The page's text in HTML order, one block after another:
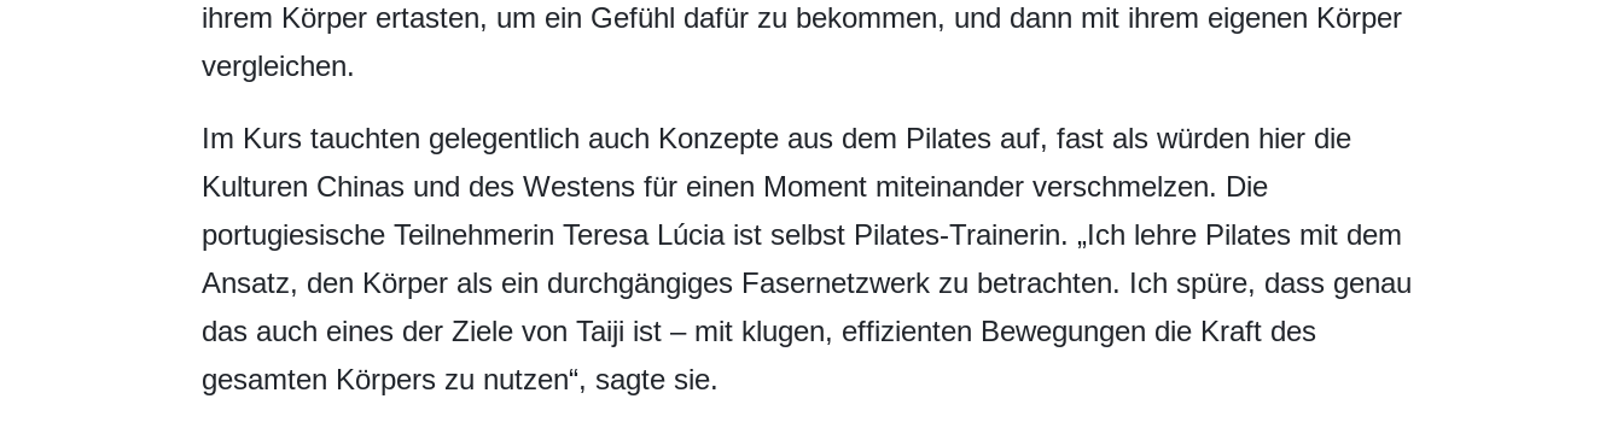
ihrem Körper ertasten, um ein Gefühl dafür zu bekommen, und dann mit ihrem eigenen Körper
vergleichen.
Im Kurs tauchten gelegentlich auch Konzepte aus dem Pilates auf, fast als würden hier die
Kulturen Chinas und des Westens für einen Moment miteinander verschmelzen. Die
portugiesische Teilnehmerin Teresa Lúcia ist selbst Pilates-Trainerin. „Ich lehre Pilates mit dem
Ansatz, den Körper als ein durchgängiges Fasernetzwerk zu betrachten. Ich spüre, dass genau
das auch eines der Ziele von Taiji ist – mit klugen, effizienten Bewegungen die Kraft des
gesamten Körpers zu nutzen“, sagte sie.